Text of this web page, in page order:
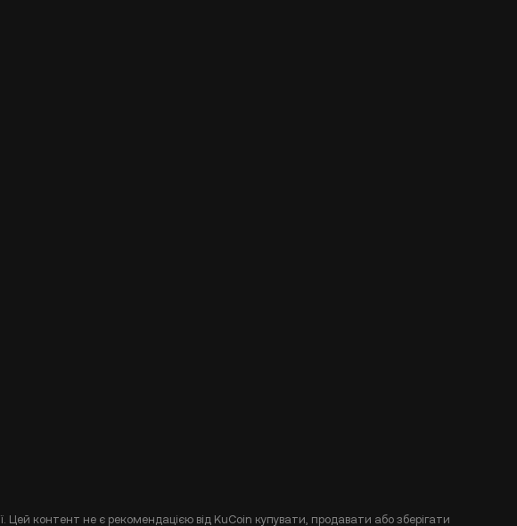
контент не є рекомендацією від KuCoin купувати, продавати або зберігати